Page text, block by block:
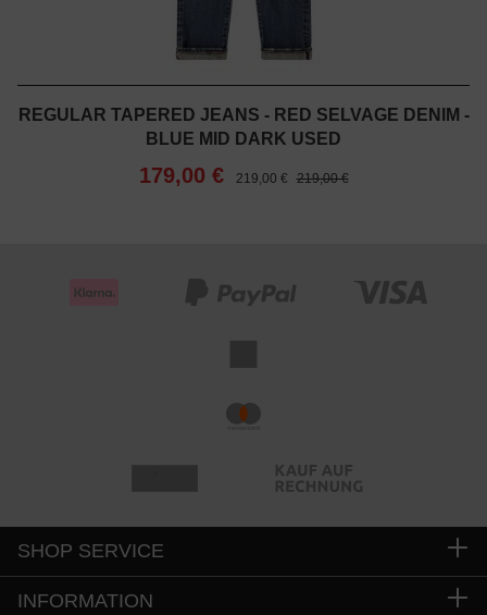
REGULAR TAPERED JEANS - RED SELVAGE DENIM -
BLUE MID DARK USED
179,00 € 219,00 € 219,00 €
SHOP SERVICE
INFORMATION